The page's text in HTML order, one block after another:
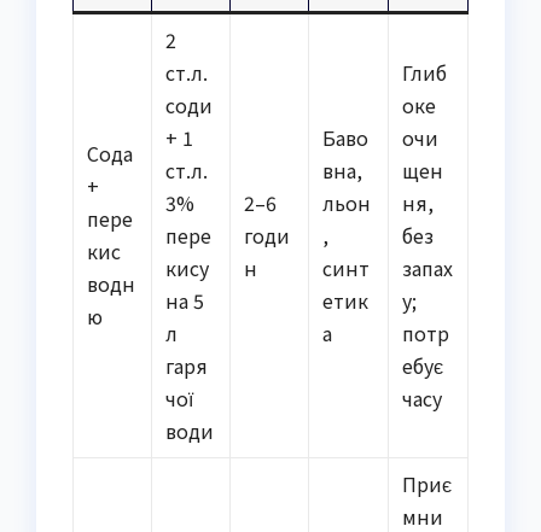
Сода
+
пере
кис
водн
ю
2
ст.л.
соди
+ 1
ст.л.
3%
пере
кису
на 5
л
гаря
чої
води
2–6
годи
н
Баво
вна,
льон
,
синт
етик
а
Глиб
оке
очи
щен
ня,
без
запах
у;
потр
ебує
часу
Приє
мни